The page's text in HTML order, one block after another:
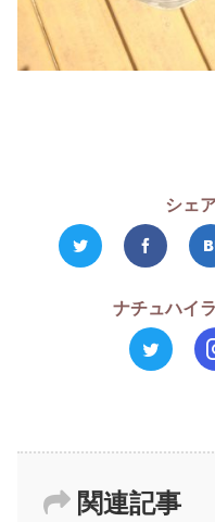
シェ
ナチュハイ
関連記事